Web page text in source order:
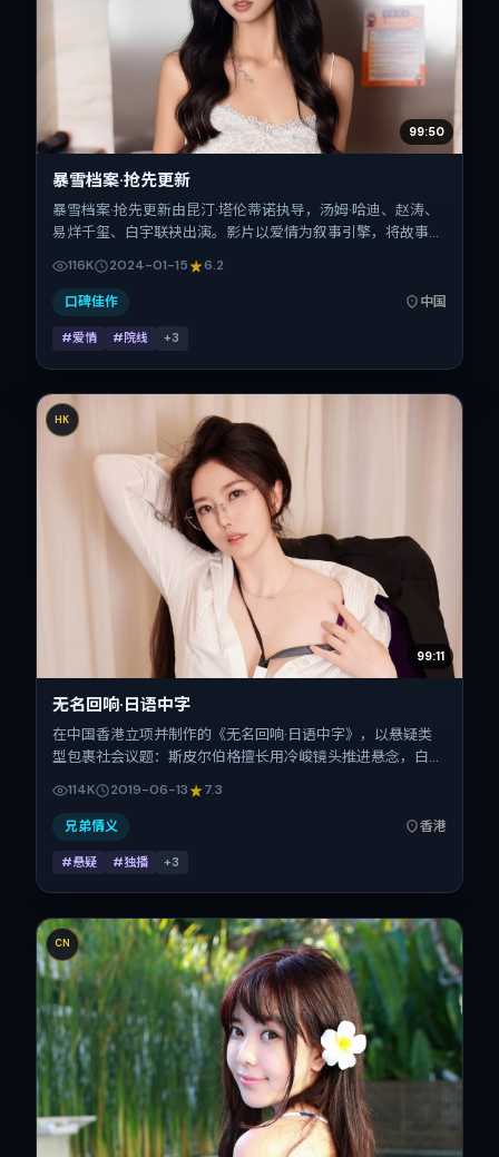
99:50
暴雪档案·抢先更新
暴雪档案·抢先更新由昆汀·塔伦蒂诺执导，汤姆·哈迪、赵涛、
易烊千玺、白宇联袂出演。影片以爱情为叙事引擎，将故事锚
2024年1月15日于中国大陆首映（春节档前后），片长154分
钟，适合喜欢强情节与细腻表演的观众。
116K 2024-01-15 6.2
口碑佳作 中国
#爱情 #院线 +3
HK
99:11
无名回响·日语中字
在中国香港立项并制作的《无名回响·日语中字》，以悬疑类
型包裹社会议题：斯皮尔伯格擅长用冷峻镜头推进悬念，白
一。上映时间：2019-06-13；片长111分钟；适合关注现实质
感与类型片结构的观众。
114K 2019-06-13 7.3
兄弟情义 香港
#悬疑 #独播 +3
CN